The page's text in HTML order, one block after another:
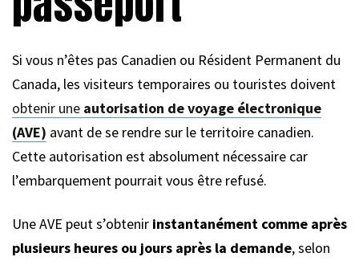
Si vous n’êtes pas Canadien ou Résident Permanent du
Canada, les visiteurs temporaires ou touristes doivent
obtenir une autorisation de voyage électronique
(AVE) avant de se rendre sur le territoire canadien.
Cette autorisation est absolument nécessaire car
l’embarquement pourrait vous être refusé.
Une AVE peut s’obtenir instantanément comme après
plusieurs heures ou jours après la demande, selon